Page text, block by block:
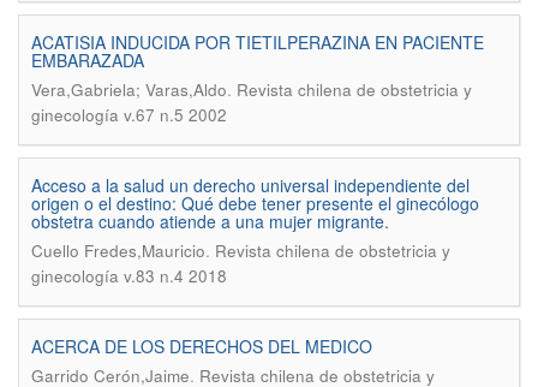
ACATISIA INDUCIDA POR TIETILPERAZINA EN PACIENTE
EMBARAZADA
Vera,Gabriela; Varas,Aldo. Revista chilena de obstetricia y
ginecología v.67 n.5 2002
Acceso a la salud un derecho universal independiente del
origen o el destino: Qué debe tener presente el ginecólogo
obstetra cuando atiende a una mujer migrante.
Cuello Fredes,Mauricio. Revista chilena de obstetricia y
ginecología v.83 n.4 2018
ACERCA DE LOS DERECHOS DEL MEDICO
Garrido Cerón,Jaime. Revista chilena de obstetricia y